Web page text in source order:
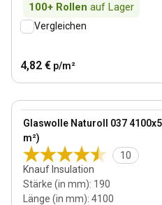
100+ Rollen auf Lager
Vergleichen
4,82 € p/m²
Glaswolle Naturoll 037
m²)
10
Knauf Insulation
Stärke (in mm): 190
Länge (in mm): 4100
View product